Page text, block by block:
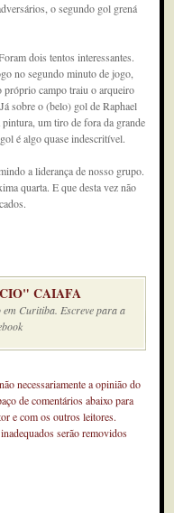
o segundo gol grená
dois tentos interessantes.
no segundo minuto de jogo,
próprio campo traiu o arqueiro
sobre o (belo) gol de Raphael
um tiro de fora da grande
é algo quase indescritível.
a liderança de nosso grupo.
quarta. E que desta vez não
CAIAFA
Curitiba. Escreve para a
necessariamente a opinião do
de comentários abaixo para
e com os outros leitores.
serão removidos